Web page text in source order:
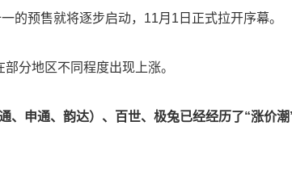
的预售就将逐步启动，11月1日正式拉开序幕。
分地区不同程度出现上涨。
、申通、韵达）、百世、极兔已经经历了“涨价潮